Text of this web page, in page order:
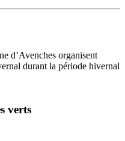
d’Avenches organisent
durant la période hivernal
verts